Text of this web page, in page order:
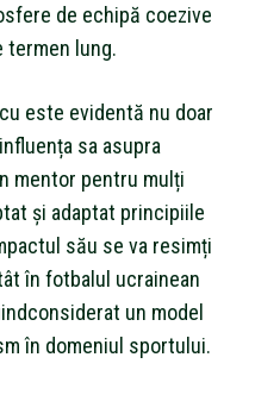
de echipă coezive
termen lung.
este evidentă nu doar
sa asupra
mentor pentru mulți
și adaptat principiile
său se va resimți
în fotbalul ucrainean
un model
în domeniul sportului.